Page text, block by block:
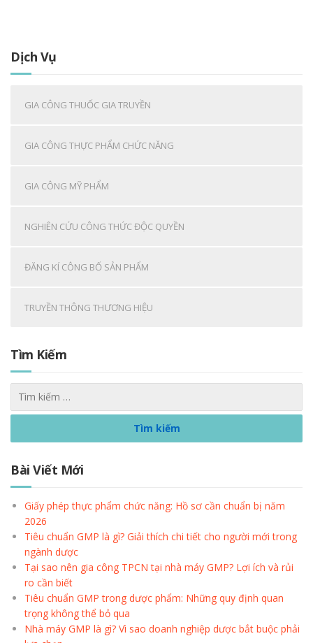
Dịch Vụ
GIA CÔNG THUỐC GIA TRUYỀN
GIA CÔNG THỰC PHẨM CHỨC NĂNG
GIA CÔNG MỸ PHẨM
NGHIÊN CỨU CÔNG THỨC ĐỘC QUYỀN
ĐĂNG KÍ CÔNG BỐ SẢN PHẨM
TRUYỀN THÔNG THƯƠNG HIỆU
Tìm Kiếm
Bài Viết Mới
Giấy phép thực phẩm chức năng: Hồ sơ cần chuẩn bị năm
2026
Tiêu chuẩn GMP là gì? Giải thích chi tiết cho người mới trong
ngành dược
Tại sao nên gia công TPCN tại nhà máy GMP? Lợi ích và rủi
ro cần biết
Tiêu chuẩn GMP trong dược phẩm: Những quy định quan
trọng không thể bỏ qua
Nhà máy GMP là gì? Vì sao doanh nghiệp dược bắt buộc phải